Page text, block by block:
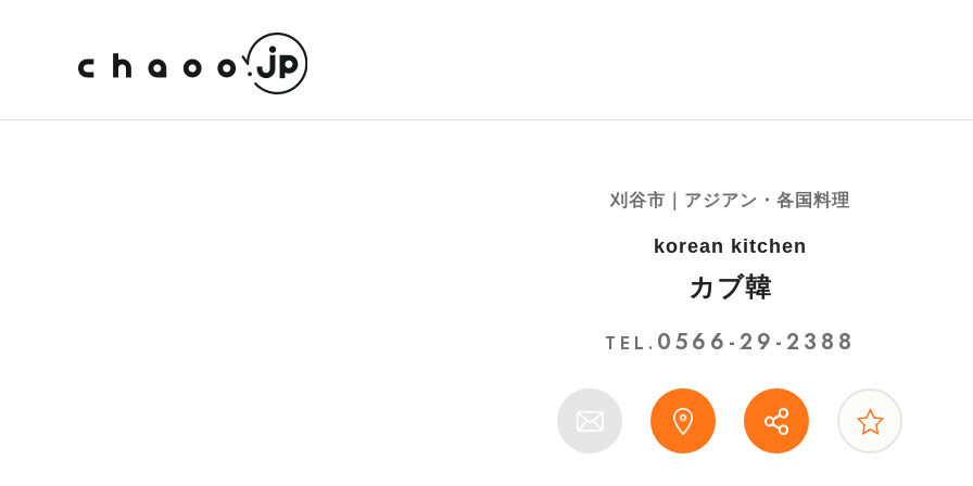
刈谷市｜アジアン・各国料理
korean kitchen
カブ韓
TEL. 0566-29-2388